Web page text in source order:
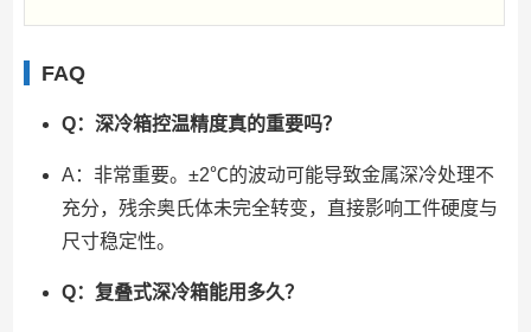
FAQ
Q：深冷箱控温精度真的重要吗？
A：非常重要。±2℃的波动可能导致金属深冷处理不
充分，残余奥氏体未完全转变，直接影响工件硬度与
尺寸稳定性。
Q：复叠式深冷箱能用多久？